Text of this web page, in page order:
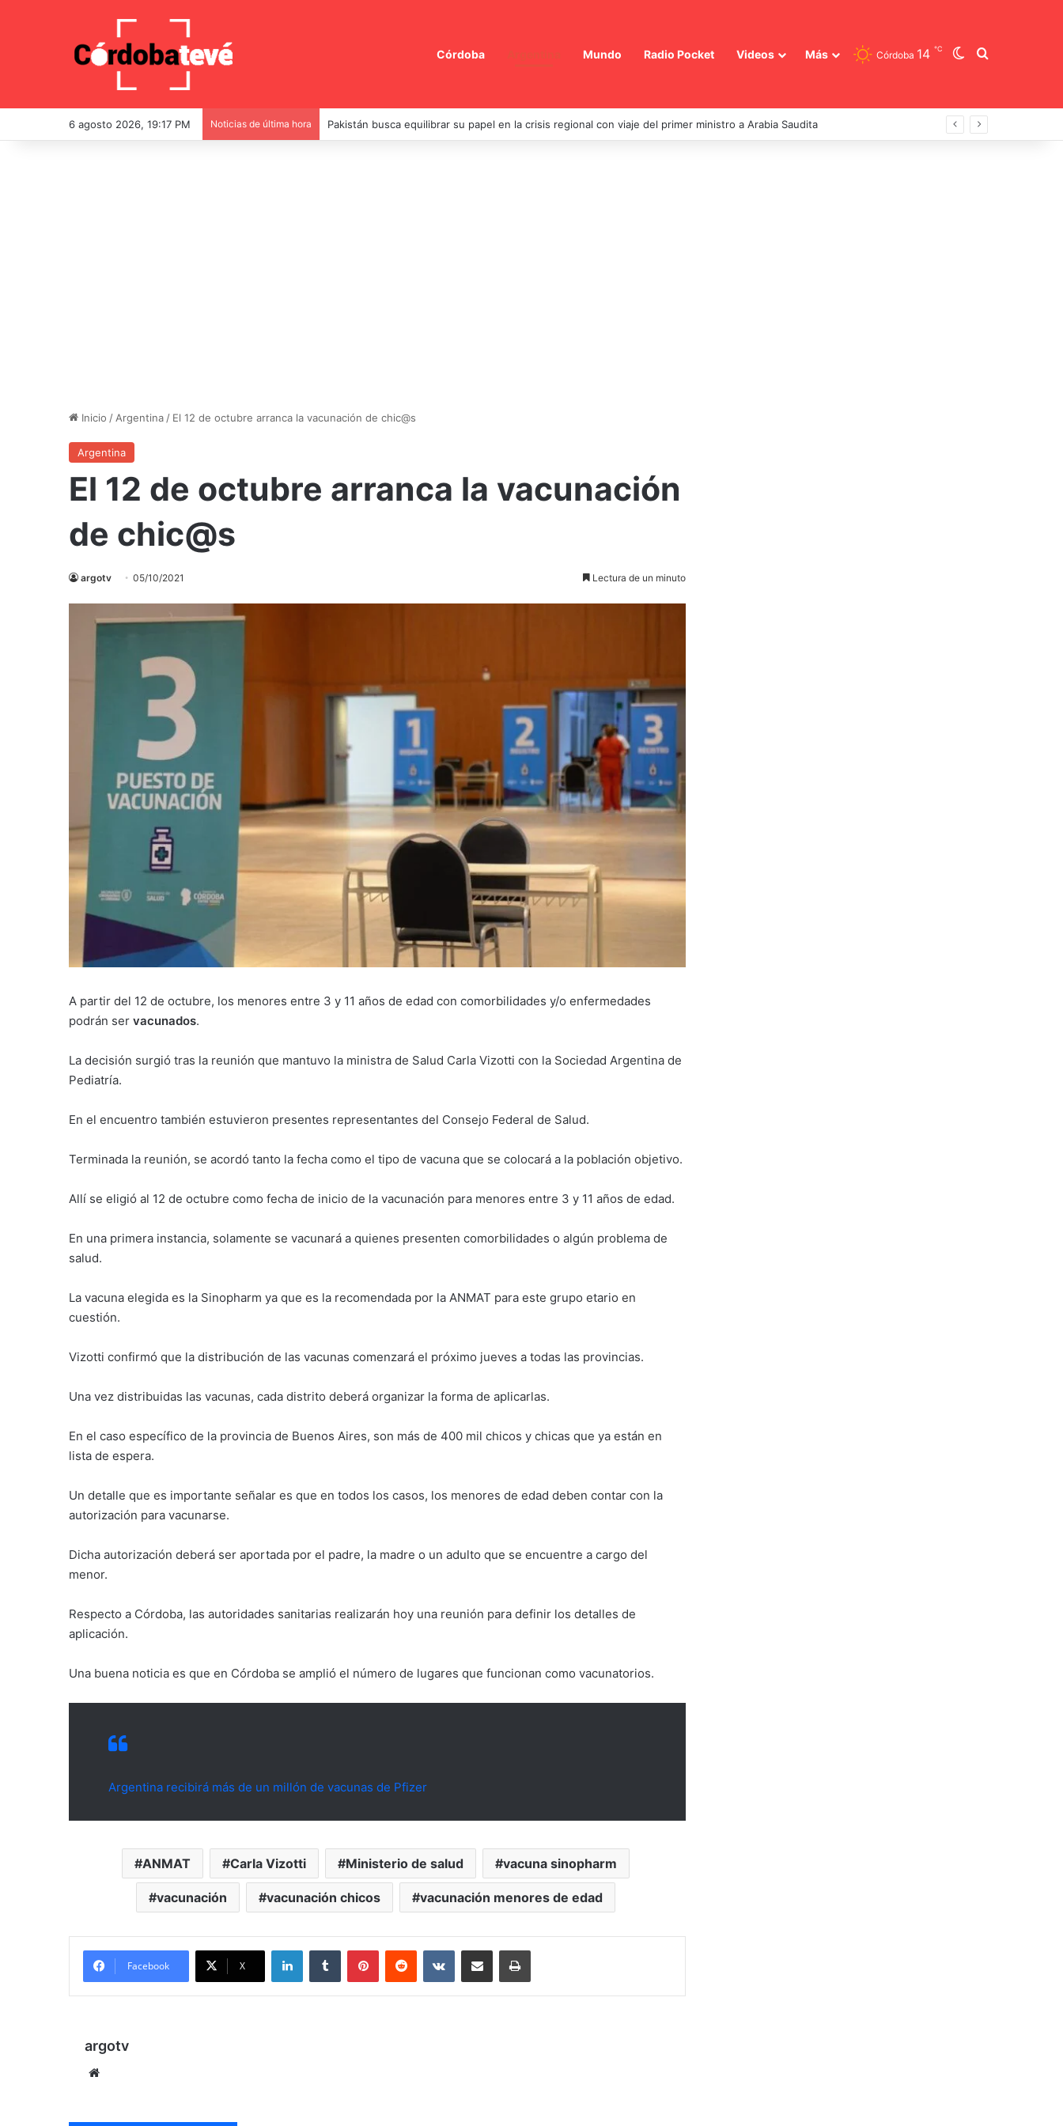
Córdoba Mundo Radio Pocket Videos Más Córdoba 14 ℃ Switch skin
Buscar
6 agosto 2026, 19:17 PM Noticias de última hora Descubre el impacto sorprendente de tener hijos en el envejecimiento cerebral
Inicio / Argentina / El 12 de octubre arranca la vacunación de chic@s
Argentina
El 12 de octubre arranca la vacunación
de chic@s
argotv 05/10/2021 Lectura de un minuto
A partir del 12 de octubre, los menores entre 3 y 11 años de edad con comorbilidades y/o enfermedades
podrán ser vacunados.
La decisión surgió tras la reunión que mantuvo la ministra de Salud Carla Vizotti con la Sociedad Argentina de
Pediatría.
En el encuentro también estuvieron presentes representantes del Consejo Federal de Salud.
Terminada la reunión, se acordó tanto la fecha como el tipo de vacuna que se colocará a la población objetivo.
Allí se eligió al 12 de octubre como fecha de inicio de la vacunación para menores entre 3 y 11 años de edad.
En una primera instancia, solamente se vacunará a quienes presenten comorbilidades o algún problema de
salud.
La vacuna elegida es la Sinopharm ya que es la recomendada por la ANMAT para este grupo etario en
cuestión.
Vizotti confirmó que la distribución de las vacunas comenzará el próximo jueves a todas las provincias.
Una vez distribuidas las vacunas, cada distrito deberá organizar la forma de aplicarlas.
En el caso específico de la provincia de Buenos Aires, son más de 400 mil chicos y chicas que ya están en
lista de espera.
Un detalle que es importante señalar es que en todos los casos, los menores de edad deben contar con la
autorización para vacunarse.
Dicha autorización deberá ser aportada por el padre, la madre o un adulto que se encuentre a cargo del
menor.
Respecto a Córdoba, las autoridades sanitarias realizarán hoy una reunión para definir los detalles de
aplicación.
Una buena noticia es que en Córdoba se amplió el número de lugares que funcionan como vacunatorios.
Argentina recibirá más de un millón de vacunas de Pfizer
ANMAT Carla Vizotti Ministerio de salud vacuna sinopharm
vacunación vacunación chicos vacunación menores de edad
Facebook X
LinkedInTumblr PinterestReddit VKontakte
Compartir por mail Imprimir
argotv